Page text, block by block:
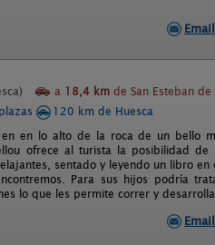
Email
a 18,4 km de San Esteban de
120 km de Huesca
en en lo alto de la roca de un bello
ofrece al turista la posibilidad
sentado y leyendo un libro
Para sus hijos podría
lo que les permite correr y
Email